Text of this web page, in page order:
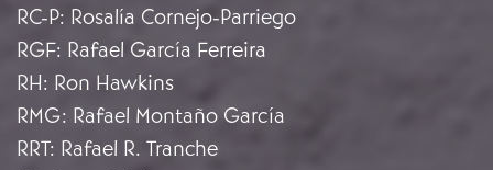
RC-P: Rosalía Cornejo-Parriego
RGF: Rafael García Ferreira
RH: Ron Hawkins
RMG: Rafael Montaño García
RRT: Rafael R. Tranche